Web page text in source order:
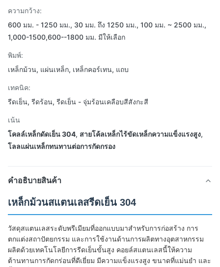
ความกว้าง:
600 มม. - 1250 มม., 30 มม. ถึง 1250 มม., 100 มม. ~ 2500 มม.,
1,000-1500,600--1800 มม. มีให้เลือก
พิมพ์:
เหล็กม้วน, แผ่นเหล็ก, เหล็กคอร์เทน, แถบ
เทคนิค:
รีดเย็น, รีดร้อน, รีดเย็น - จุ่มร้อนเคลือบสีสังกะสี
เน้น
โคลล์เหล็กดัดเย็น 304, สายโค้ลเหล็กไร้ขัดเหล็กความแข็งแรงสูง,
โลลแผ่นเหล็กทนทานต่อการกัดกรอง
คําอธิบายสินค้า
เหล็กม้วนสแตนเลสรีดเย็น 304
วัสดุสแตนเลสระดับพรีเมียมที่ออกแบบมาสำหรับการก่อสร้าง การ
ตกแต่งสถาปัตยกรรม และการใช้งานด้านการผลิตทางอุตสาหกรรม
ผลิตด้วยเทคโนโลยีการรีดเย็นขั้นสูง คอยล์สแตนเลสนี้ให้ความ
ต้านทานการกัดกร่อนที่ดีเยี่ยม มีความแข็งแรงสูง ขนาดที่แม่นยำ และ